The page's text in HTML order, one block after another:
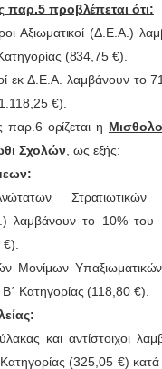
παρ.5 προβλέπεται ότι:
Αξιωματικοί (Δ.Ε.Α.)
(834,75 €).
εκ Δ.Ε.Α. λαμβάνουν το
€).
παρ.6 ορίζεται η
Σχολών, ως εξής:
Στρατιωτικών
λαμβάνουν το 10%
Μονίμων
Κατηγορίας (118,80 €).
και αντίστοιχοι
(325,05 €) κατά